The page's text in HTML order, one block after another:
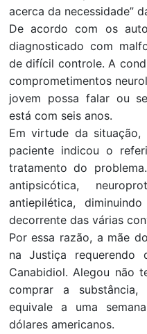
acerca da necessidade”
De acordo com os
diagnosticado com
de difícil controle. A
comprometimentos
jovem possa falar ou
está com seis anos.
Em virtude da
paciente indicou o
tratamento do
antipsicótica,
antiepilética,
decorrente das várias
Por essa razão, a mãe
na Justiça requerendo
Canabidiol. Alegou não
comprar a
equivale a uma
dólares americanos.